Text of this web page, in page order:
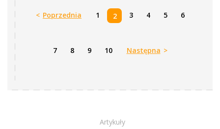
< Poprzednia 1 2 3 4 5 6
7 8 9 10 Następna >
Artykuły